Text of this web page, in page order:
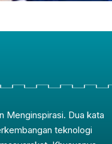
Menginspirasi. Dua kata
teknologi